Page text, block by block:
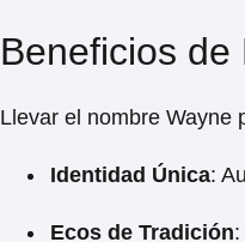
Beneficios de
Llevar el nombre Wayne
Identidad Única:
Ecos de Tradición